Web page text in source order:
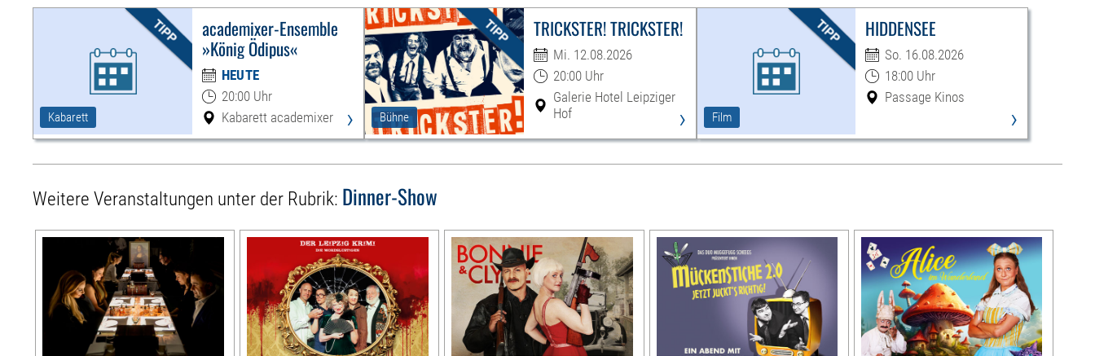
Kabarett
academixer-Ensemble
»König Ödipus«
HEUTE
20:00 Uhr
Kabarett academixer
› Bühne
TRICKSTER! TRICKSTER!
Mi. 12.08.2026
20:00 Uhr
Galerie Hotel Leipziger
Hof
› Film
HIDDENSEE
So. 16.08.2026
18:00 Uhr
Passage Kinos
›
Weitere Veranstaltungen unter der Rubrik: Dinner-Show